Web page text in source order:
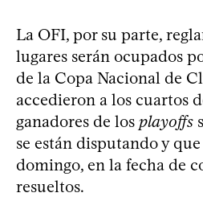
La OFI, por su parte,
lugares serán ocupados
de la Copa Nacional de
accedieron a los cuartos
ganadores de los playoffs
se están disputando y
domingo, en la fecha de
resueltos.